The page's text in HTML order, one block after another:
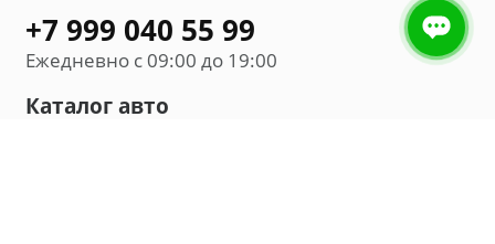
+7 999 040 55 99
Ежедневно с 09:00 до 19:00
Каталог авто